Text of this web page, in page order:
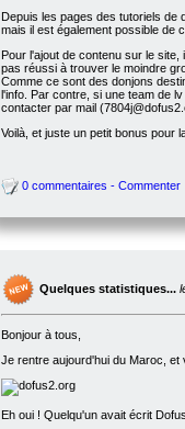
Depuis les pages des tutoriels de
mais il est également possible de
Pour l'ajout de contenu sur le
pas réussi à trouver le moindre
Comme ce sont des donjons
l'info. Par contre, si une team de
contacter par mail
Voilà, et juste un petit bonus pour
0 commentaires - Commenter
Quelques statistiques...
Bonjour à tous,
Je rentre aujourd'hui du Maroc, et
Eh oui ! Quelqu'un avait écrit